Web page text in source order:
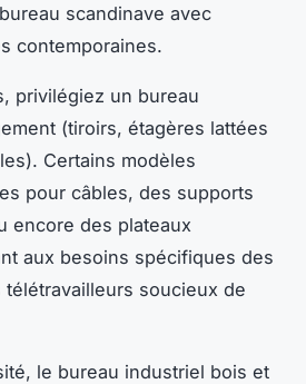
scandinave avec
contemporaines.
privilégiez un bureau
(tiroirs, étagères lattées
Certains modèles
pour câbles, des supports
encore des plateaux
aux besoins spécifiques des
soucieux de
le bureau industriel bois et